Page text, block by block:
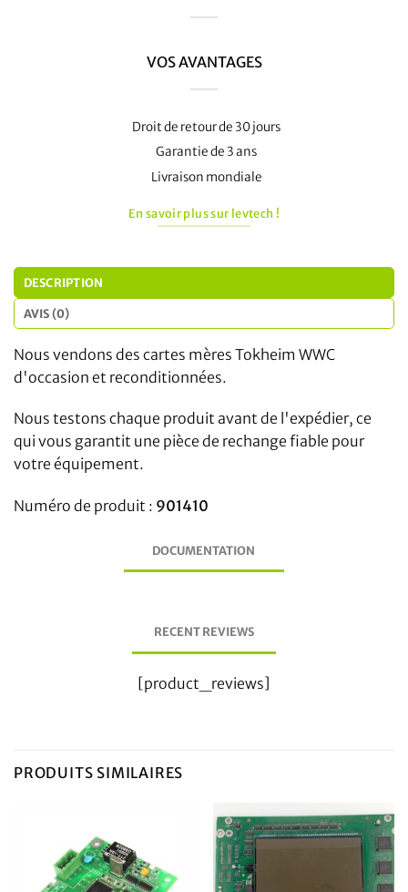
VOS AVANTAGES
Droit de retour de 30 jours
Garantie de 3 ans
Livraison mondiale
En savoir plus sur levtech !
DESCRIPTION
AVIS (0)
Nous vendons des cartes mères Tokheim WWC
d'occasion et reconditionnées.
Nous testons chaque produit avant de l'expédier, ce
qui vous garantit une pièce de rechange fiable pour
votre équipement.
Numéro de produit : 901410
DOCUMENTATION
RECENT REVIEWS
[product_reviews]
PRODUITS SIMILAIRES